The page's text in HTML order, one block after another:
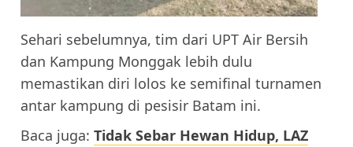
Sehari sebelumnya, tim dari UPT Air Bersih
dan Kampung Monggak lebih dulu
memastikan diri lolos ke semifinal turnamen
antar kampung di pesisir Batam ini.
Baca juga: Tidak Sebar Hewan Hidup, LAZ